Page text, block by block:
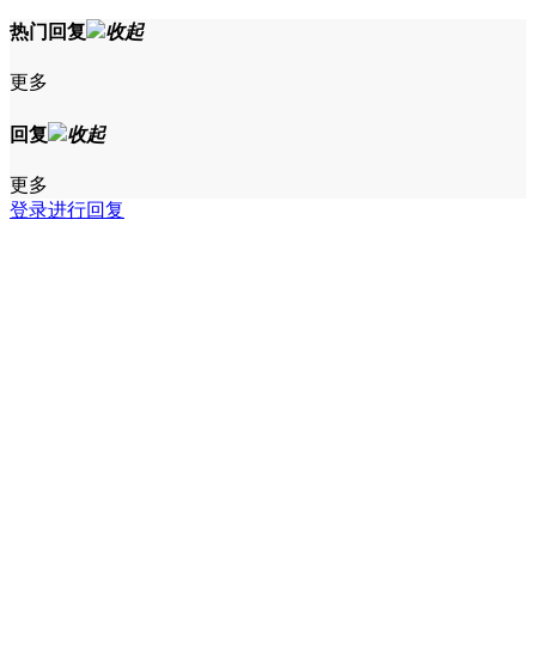
热门回复 收起
更多
回复 收起
更多
登录进行回复